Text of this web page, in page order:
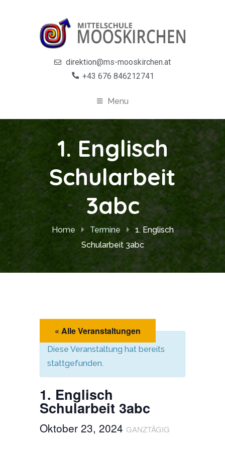
direktion@ms-mooskirchen.at
+43 676 846212741
Menu
1. Englisch
Schularbeit
3abc
Home Termine
1. Englisch
Schularbeit 3abc
« Alle Veranstaltungen
Diese Veranstaltung hat bereits
stattgefunden.
1. Englisch
Schularbeit 3abc
Oktober 23, 2024 GANZTÄGIG